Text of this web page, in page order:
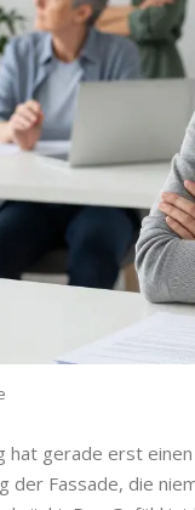
hat gerade erst
der Fassade, die